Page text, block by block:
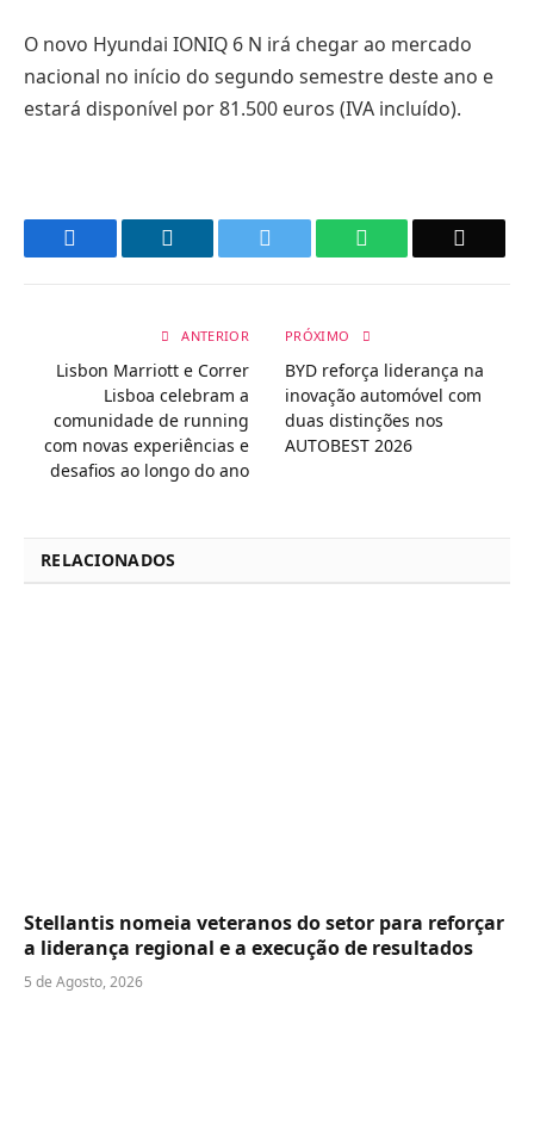
O novo Hyundai IONIQ 6 N irá chegar ao mercado
nacional no início do segundo semestre deste ano e
estará disponível por 81.500 euros (IVA incluído).
WhatsApp
ANTERIOR
Lisbon Marriott e Correr
Lisboa celebram a
comunidade de running
com novas experiências e
desafios ao longo do ano
PRÓXIMO
BYD reforça liderança na
inovação automóvel com
duas distinções nos
AUTOBEST 2026
RELACIONADOS
Stellantis nomeia veteranos do setor para reforçar
a liderança regional e a execução de resultados
5 de Agosto, 2026